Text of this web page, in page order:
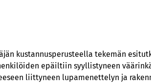
kustannusperusteella tekemän
epäiltiin syyllistyneen
liittyneen lupamenettelyn ja